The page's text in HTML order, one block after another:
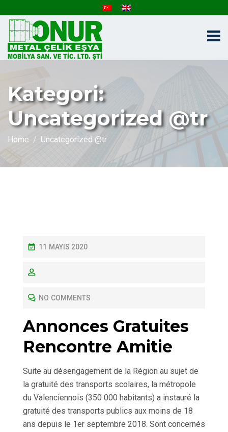
Kategori:
Uncategorized @tr
Home Uncategorized @tr
P
O
N
11 MAYIS 2020
NO COMMENTS
Annonces Gratuites
Rencontre Amitie
Suite au désengagement de la Région au sujet de
la gratuité des transports scolaires, la métropole
du Valenciennois (350 000 habitants) a instauré la
gratuité des transports publics aux moins de 18
ans depuis le 1er septembre 2018. Sont concernés